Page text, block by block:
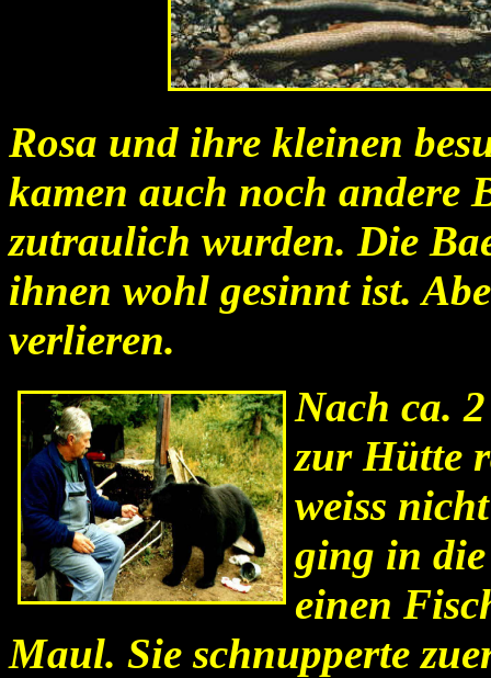
Rosa und ihre kleinen
kamen auch noch andere
zutraulich wurden. Die
ihnen wohl gesinnt ist.
verlieren.
Nach ca.
zur Hütte
weiss
ging in
einen
Maul. Sie schnupperte